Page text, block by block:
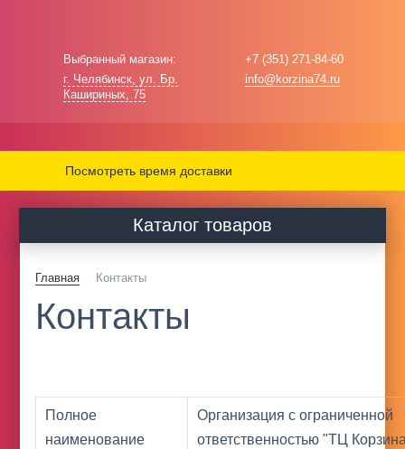
Выбранный магазин:
г. Челябинск, ул. Бр.
Кашириных, 75
+7 (351) 271-84-60
info@korzina74.ru
Посмотреть время доставки
Каталог товаров
Главная Контакты
Контакты
Полное
наименование
Организация с ограниченной
ответственностью "ТЦ